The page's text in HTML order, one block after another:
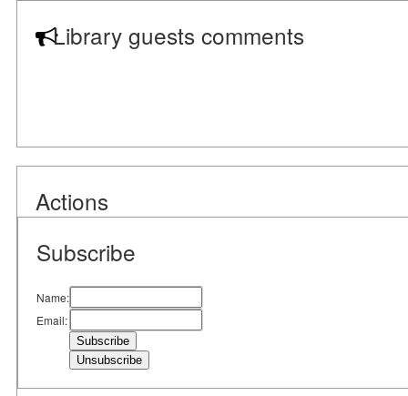
Library guests comments
Actions
Subscribe
Name:
Email: